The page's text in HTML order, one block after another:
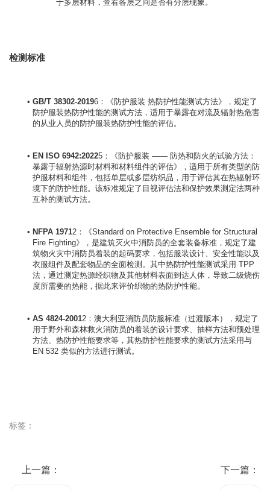
于多层材料，查看各层之间是否有分层现象。
检测标准
GB/T 38302-20196：《防护服装 热防护性能测试方法》，规定了
防护服装热防护性能的测试方法，适用于暴露在对流及辐射热危害
的从业人员的防护服装热防护性能的评估。
EN ISO 6942:20225：《防护服装 —— 防热和防火的试验方法：
暴露于辐射热源时材料和材料组件的评估》，适用于所有类型的防
护服材料和组件，包括单层或多层纺织品，用于评估其在热辐射环
境下的防护性能。该标准规定了目视评估法和保护效果测定法两种
互补的测试方法。
NFPA 19712：《Standard on Protective Ensemble for Structural
Fire Fighting》，是建筑灭火中消防员的全套装备标准，规定了建
筑物火灾中消防员着装的起码要求，包括服装设计、安全性能以及
衣服组件及配套物品的全面检测。其中热防护性能测试采用 TPP
法，通过测定热源经织物及其他材料表面到达人体，导致二级烧伤
度所需要的热能，据此来评价织物的热防护性能。
AS 4824-20012：澳大利亚消防员防服标准（过渡版本），规定了
用于野外和森林救火消防员的着装的设计要求、抽样方法和预处理
方法、热防护性能要求等，其热防护性能要求的测试方法采用与
EN 532 类似的方法进行测试。
标签：
上一篇： 下一篇：